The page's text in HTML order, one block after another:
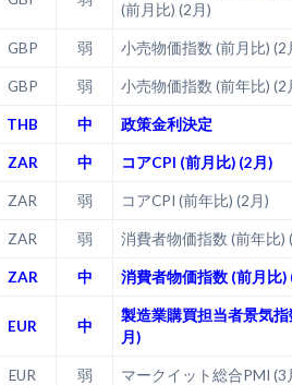
(前月比) (2月)
GBP 弱 小売物価指数 (前月比) (2
GBP 弱 小売物価指数 (前年比) (2
THB 中 政策金利決定
ZAR 中 コアCPI (前月比) (2月)
ZAR 弱 コアCPI (前年比) (2月)
ZAR 弱 消費者物価指数 (前年比)
ZAR 中 消費者物価指数 (前月比)
EUR 中
製造業購買担当者景気指
月)
EUR 弱 マークイット総合PMI (3